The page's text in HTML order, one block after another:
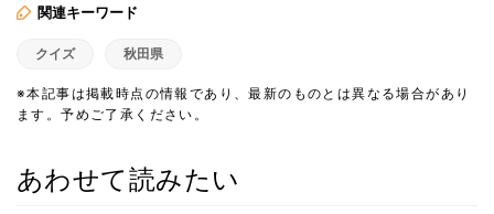
関連キーワード
クイズ 秋田県
※本記事は掲載時点の情報であり、最新のものとは異なる場合があり
ます。予めご了承ください。
あわせて読みたい